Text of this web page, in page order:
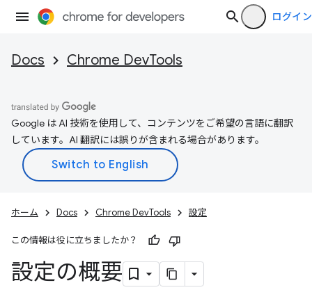
ログイン
Docs Chrome DevTools
Google は AI 技術を使用して、コンテンツをご希望の言語に翻訳
しています。AI 翻訳には誤りが含まれる場合があります。
ホーム Docs Chrome DevTools 設定
この情報は役に立ちましたか？
設定の概要